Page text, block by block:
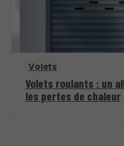
Volets
Volets roulants : un
les pertes de chaleur